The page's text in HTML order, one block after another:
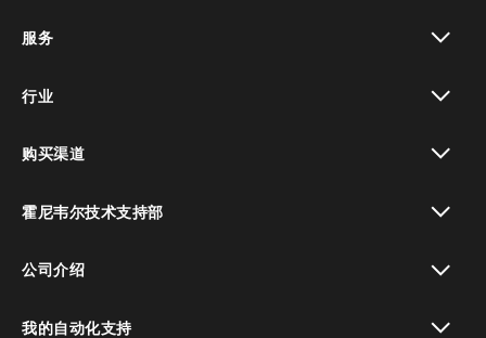
服务
行业
购买渠道
霍尼韦尔技术支持部
公司介绍
我的自动化支持